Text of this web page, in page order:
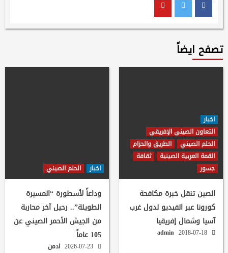
Facebook
Twitter
تصفح ايضاً
اخبار
التعاون الصيني الإفريقي
الحلم الصيني
الطريق والحزام
القمة العربية الصينية
ثقافة
جسور
الصين تنقل خبرة مكافحة
كورونا عبر الفيديو لدول غرب
آسيا وشمال إفريقيا
admin
اخبار الحلم الصيني
وداعاً لأسطورة “المسيرة
الطويلة”.. رحيل آخر محاربة
من الجيش الأحمر الصيني عن
105 عاماً
ادمن